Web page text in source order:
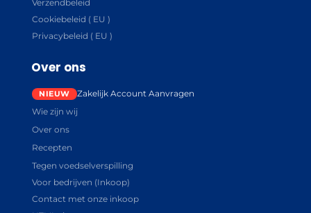
Verzendbeleid
Cookiebeleid ( EU )
Privacybeleid ( EU )
Over ons
Zakelijk Account Aanvragen
Wie zijn wij
Over ons
Recepten
Tegen voedselverspilling
Voor bedrijven (Inkoop)
Contact met onze inkoop